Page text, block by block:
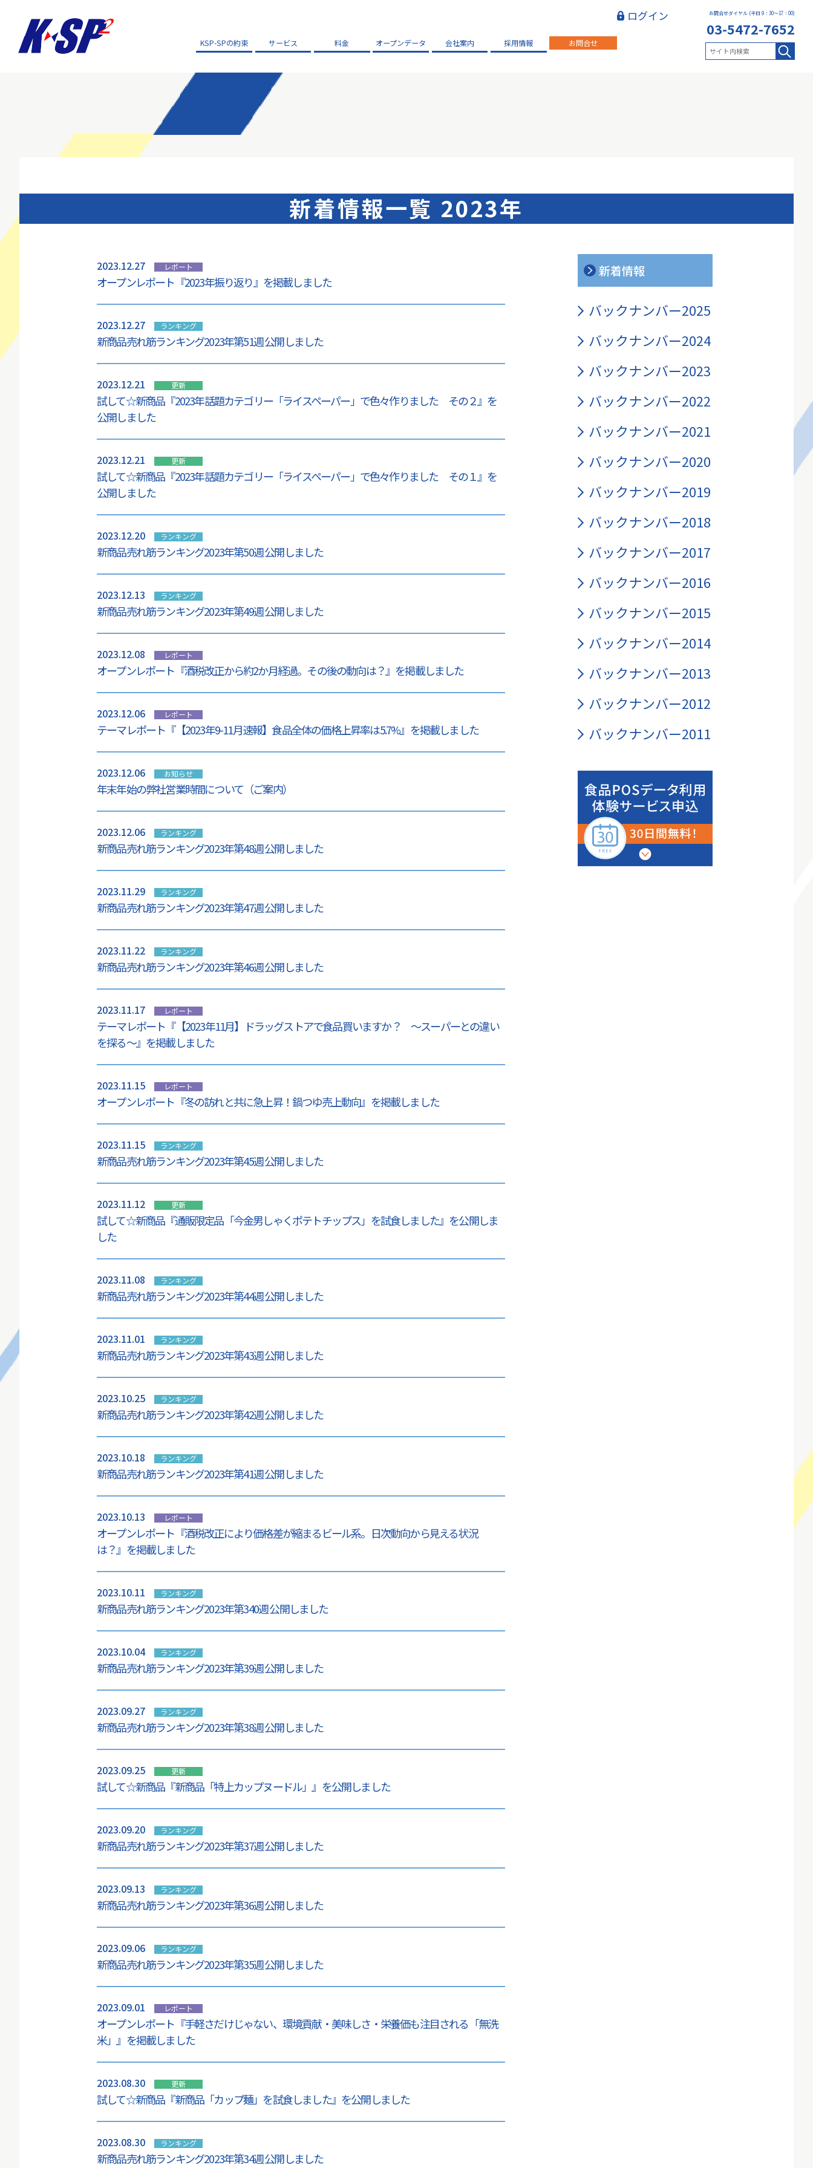
KSP-SPの約束 サービス 料金 オープンデータ 会社案内 採用情報 お問合せ
お問合せダイヤル (平日 9：30〜17：00)
03-5472-7652
ログイン
新着情報一覧 2023年
2023.12.27 レポート
オープンレポート『2023年振り返り』を掲載しました
2023.12.27 ランキング
新商品売れ筋ランキング2023年第51週 公開しました
2023.12.21 更新
試して☆新商品『2023年話題カテゴリー「ライスペーパー」で色々作りました その２』を
公開しました
2023.12.21 更新
試して☆新商品『2023年話題カテゴリー「ライスペーパー」で色々作りました その１』を
公開しました
2023.12.20 ランキング
新商品売れ筋ランキング2023年第50週 公開しました
2023.12.13 ランキング
新商品売れ筋ランキング2023年第49週 公開しました
2023.12.08 レポート
オープンレポート『酒税改正から約2か月経過。その後の動向は？』を掲載しました
2023.12.06 レポート
テーマレポート『【2023年9-11月速報】食品全体の価格上昇率は5.7%』を掲載しました
2023.12.06 お知らせ
年末年始の弊社営業時間について（ご案内）
2023.12.06 ランキング
新商品売れ筋ランキング2023年第48週 公開しました
2023.11.29 ランキング
新商品売れ筋ランキング2023年第47週 公開しました
2023.11.22 ランキング
新商品売れ筋ランキング2023年第46週 公開しました
2023.11.17 レポート
テーマレポート『【2023年11月】ドラッグストアで食品買いますか？ ～スーパーとの違い
を探る～』を掲載しました
2023.11.15 レポート
オープンレポート『冬の訪れと共に急上昇！鍋つゆ売上動向』を掲載しました
2023.11.15 ランキング
新商品売れ筋ランキング2023年第45週 公開しました
2023.11.12 更新
試して☆新商品『通販限定品「今金男しゃくポテトチップス」を試食しました』を公開しま
した
2023.11.08 ランキング
新商品売れ筋ランキング2023年第44週 公開しました
2023.11.01 ランキング
新商品売れ筋ランキング2023年第43週 公開しました
2023.10.25 ランキング
新商品売れ筋ランキング2023年第42週 公開しました
2023.10.18 ランキング
新商品売れ筋ランキング2023年第41週 公開しました
2023.10.13 レポート
オープンレポート『酒税改正により価格差が縮まるビール系。日次動向から見える状況
は？』を掲載しました
2023.10.11 ランキング
新商品売れ筋ランキング2023年第340週 公開しました
2023.10.04 ランキング
新商品売れ筋ランキング2023年第39週 公開しました
2023.09.27 ランキング
新商品売れ筋ランキング2023年第38週 公開しました
2023.09.25 更新
試して☆新商品『新商品「特上カップヌードル」』を公開しました
2023.09.20 ランキング
新商品売れ筋ランキング2023年第37週 公開しました
2023.09.13 ランキング
新商品売れ筋ランキング2023年第36週 公開しました
2023.09.06 ランキング
新商品売れ筋ランキング2023年第35週 公開しました
2023.09.01 レポート
オープンレポート『手軽さだけじゃない、環境貢献・美味しさ・栄養価も注目される「無洗
米」』を掲載しました
2023.08.30 更新
試して☆新商品『新商品「カップ麺」を試食しました』を公開しました
2023.08.30 ランキング
新商品売れ筋ランキング2023年第34週 公開しました
新着情報
バックナンバー2025
バックナンバー2024
バックナンバー2023
バックナンバー2022
バックナンバー2021
バックナンバー2020
バックナンバー2019
バックナンバー2018
バックナンバー2017
バックナンバー2016
バックナンバー2015
バックナンバー2014
バックナンバー2013
バックナンバー2012
バックナンバー2011